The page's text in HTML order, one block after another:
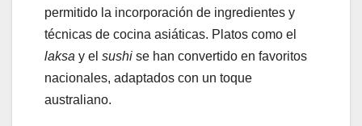
permitido la incorporación de ingredientes y
técnicas de cocina asiáticas. Platos como el
laksa y el sushi se han convertido en favoritos
nacionales, adaptados con un toque
australiano.